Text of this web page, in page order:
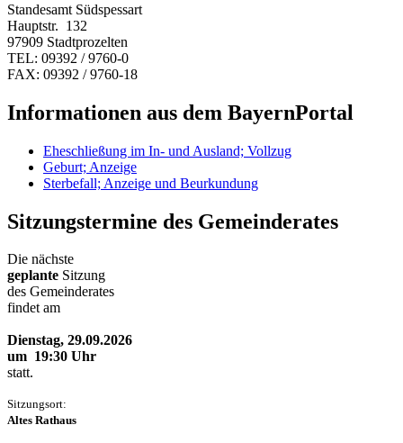
Standesamt Südspessart
Hauptstr. 132
97909 Stadtprozelten
TEL: 09392 / 9760-0
FAX: 09392 / 9760-18
Informationen aus dem BayernPortal
Eheschließung im In- und Ausland; Vollzug
Geburt; Anzeige
Sterbefall; Anzeige und Beurkundung
Sitzungstermine des Gemeinderates
Die nächste
geplante Sitzung
des Gemeinderates
findet am
Dienstag, 29.09.2026
um 19:30 Uhr
statt.
Sitzungsort:
Altes Rathaus